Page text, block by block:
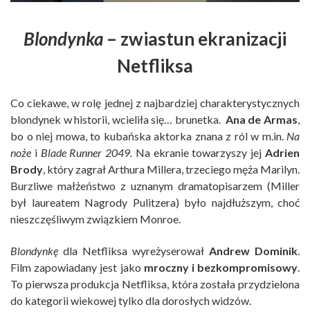
Blondynka – zwiastun ekranizacji
Netfliksa
Co ciekawe, w rolę jednej z najbardziej charakterystycznych
blondynek w historii, wcieliła się… brunetka. Ana de Armas,
bo o niej mowa, to kubańska aktorka znana z ról w m.in. Na
noże i Blade Runner 2049. Na ekranie towarzyszy jejAdrien
Brody, który zagrał Arthura Millera, trzeciego męża Marilyn.
Burzliwe małżeństwo z uznanym dramatopisarzem (Miller
był laureatem Nagrody Pulitzera) było najdłuższym, choć
nieszczęśliwym związkiem Monroe.
Blondynkę dla Netfliksa wyreżyserował Andrew Dominik.
Film zapowiadany jest jako mroczny i bezkompromisowy.
To pierwsza produkcja Netfliksa, która została przydzielona
do kategorii wiekowej tylko dla dorosłych widzów.